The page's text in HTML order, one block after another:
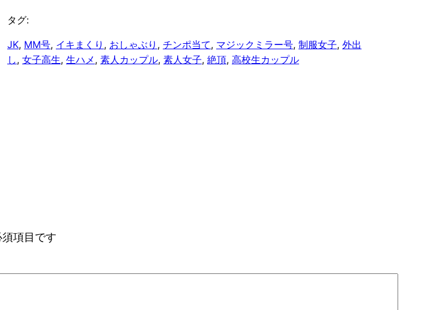
タグ:
JK, MM号, イキまくり , おしゃぶり , チンポ当て, マジックミラー号, 制服女子, 外出
し, 女子高生, 生ハメ , 素人カップル, 素人女子, 絶頂, 高校生カップル
項目です